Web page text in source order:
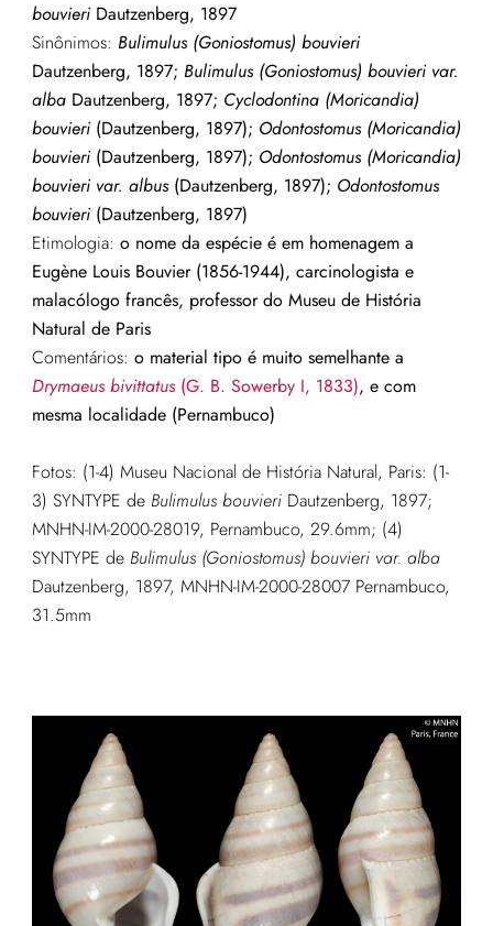
bouvieriDautzenberg, 1897
Sinônimos: Bulimulus (Goniostomus) bouvieri
Dautzenberg, 1897; Bulimulus (Goniostomus) bouvieri var.
albaDautzenberg, 1897; Cyclodontina (Moricandia)
bouvieri(Dautzenberg, 1897); Odontostomus (Moricandia)
bouvieri(Dautzenberg, 1897); Odontostomus (Moricandia)
bouvieri var. albus(Dautzenberg, 1897); Odontostomus
bouvieri(Dautzenberg, 1897)
Etimologia: o nome da espécie é em homenagem a
Eugène Louis Bouvier (1856-1944), carcinologista e
malacólogo francês, professor do Museu de História
Natural de Paris
Comentários: o material tipo é muito semelhante a
Drymaeus bivittatus(G. B. Sowerby I, 1833), e com
mesma localidade (Pernambuco)
Fotos: (1-4) Museu Nacional de História Natural, Paris: (1-
3) SYNTYPE de Bulimulus bouvieriDautzenberg, 1897;
MNHN-IM-2000-28019, Pernambuco, 29.6mm; (4)
SYNTYPE de Bulimulus (Goniostomus) bouvieri var. alba
Dautzenberg, 1897, MNHN-IM-2000-28007 Pernambuco,
31.5mm